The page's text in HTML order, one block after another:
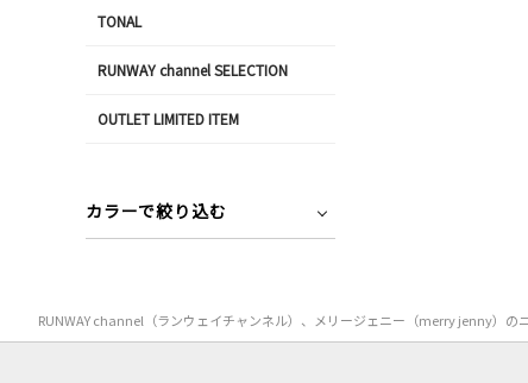
TONAL
RUNWAY channel SELECTION
OUTLET LIMITED ITEM
カラーで絞り込む
RUNWAY channel（ランウェイチャンネル）、メリージェニー（merry jenny）